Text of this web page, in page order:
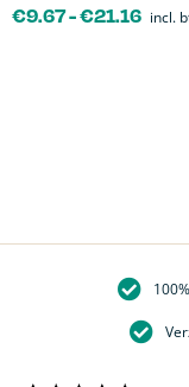
€9.67-€21.16 incl.